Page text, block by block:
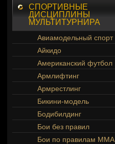
СПОРТИВНЫЕ
ДИСЦИПЛИНЫ
МУЛЬТИТУРНИРА
Авиамодельный спорт
Айкидо
Американский футбол
Армлифтинг
Армрестлинг
Бикини-модель
Бодибилдинг
Бои без правил
Бои по правилам ММА